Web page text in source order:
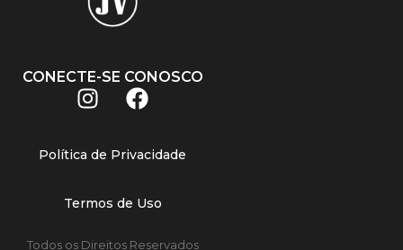
CONECTE-SE CONOSCO
Política de Privacidade
Termos de Uso
Todos os Direitos Reservados